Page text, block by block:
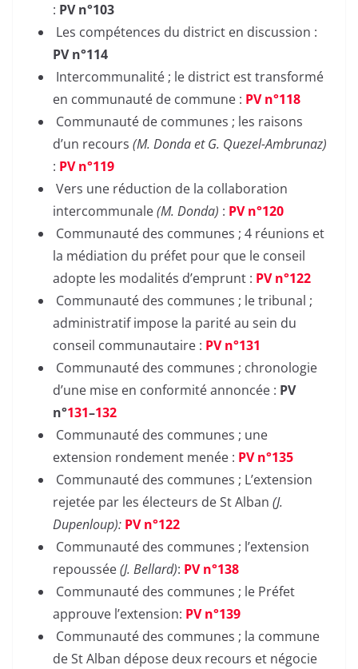
: PV n°103
Les compétences du district en discussion :
PV n°114
Intercommunalité ; le district est transformé
en communauté de commune : PV n°118
Communauté de communes ; les raisons
d’un recours (M. Donda et G. Quezel-Ambrunaz)
: PV n°119
Vers une réduction de la collaboration
intercommunale(M. Donda) : PV n°120
Communauté des communes ; 4 réunions et
la médiation du préfet pour que le conseil
adopte les modalités d’emprunt : PV n°122
Communauté des communes ; le tribunal ;
administratif impose la parité au sein du
conseil communautaire : PV n°131
Communauté des communes ; chronologie
d’une mise en conformité annoncée : PV
n°131–132
Communauté des communes ; une
extension rondement menée : PV n°135
Communauté des communes ; L’extension
rejetée par les électeurs de St Alban (J.
Dupenloup): PV n°122
Communauté des communes ; l’extension
repoussée(J. Bellard): PV n°138
Communauté des communes ; le Préfet
approuve l’extension: PV n°139
Communauté des communes ; la commune
de St Alban dépose deux recours et négocie